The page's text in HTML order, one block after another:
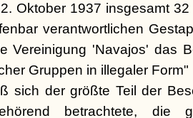
Oktober 1937 insgesamt
verantwortlichen
Vereinigung 'Navajos' das
Gruppen in illegaler
sich der größte Teil der
betrachtete, die